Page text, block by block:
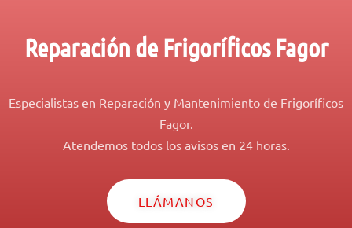
Reparación de Frigoríficos Fagor
Especialistas en Reparación y Mantenimiento de Frigoríficos
Fagor.
Atendemos todos los avisos en 24 horas.
LLÁMANOS